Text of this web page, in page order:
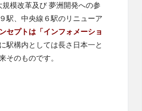
模改革及び 夢洲開発への参
駅、中央線６駅のリニューア
セプトは「インフォメーショ
駅構内としては長さ日本一と
そのものです。